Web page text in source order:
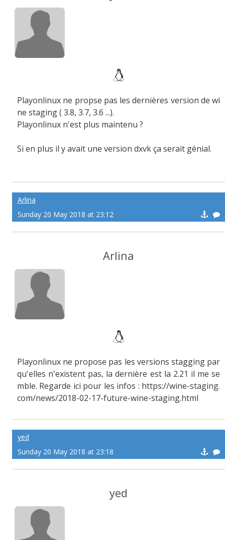
Playonlinux ne propse pas les dernières version de wi
ne staging ( 3.8, 3.7, 3.6 ...).
Playonlinux n'est plus maintenu ?
Si en plus il y avait une version dxvk ça serait génial.
Arlina
Sunday 20 May 2018 at 23:12
Arlina
Playonlinux ne propose pas les versions stagging par
qu'elles n'existent pas, la dernière est la 2.21 il me se
mble. Regarde ici pour les infos : https://wine-staging.
com/news/2018-02-17-future-wine-staging.html
yed
Sunday 20 May 2018 at 23:18
yed